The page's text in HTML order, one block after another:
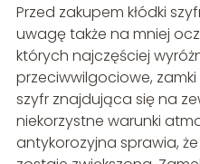
Przed zakupem kłódki
uwagę także na mniej
których najczęściej
przeciwwilgociowe,
szyfr znajdująca się na
niekorzystne warunki
antykorozyjna sprawia,